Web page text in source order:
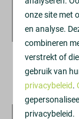
Babybedje
Kinderstoel
Stofzuiger
Droogrek
2 gasten
2 Periode
onze site met
en analyse.
combineren
verstrekt of
gebruik van
privacybeleid.
privacybeleid.